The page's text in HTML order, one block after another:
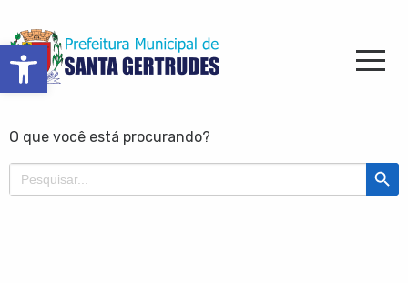
Barra de Ferramentas Aberta
O que você está procurando?
Search
for:
Search